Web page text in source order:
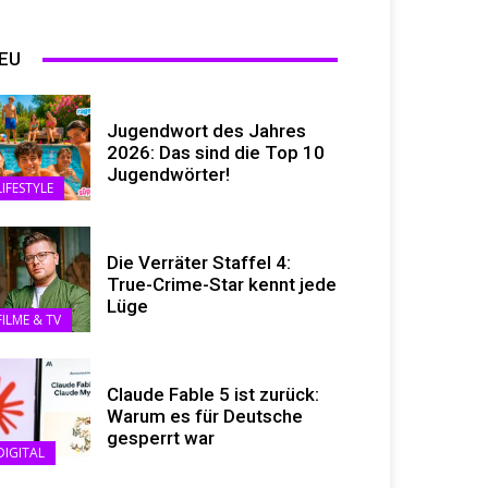
Jugendwort des Jahres
2026: Das sind die Top 10
Jugendwörter!
& TV
Die Verräter Staffel 4:
True-Crime-Star kennt jede
Lüge
Claude Fable 5 ist zurück:
Warum es für Deutsche
gesperrt war